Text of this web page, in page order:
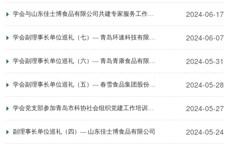
学会与山东佳士博食品有限公司共建专家服务工作站 助力企业高质量发展 2024-06-17
学会副理事长单位巡礼（七）— 青岛环速科技有限公司 2024-06-07
学会副理事长单位巡礼（六）— 青岛青康食品有限公司 2024-05-31
学会副理事长单位巡礼（五）— 春雪食品集团股份有限公司 2024-05-28
学会党支部参加青岛市科协社会组织党建工作培训活动 2024-05-27
副理事长单位巡礼（四）— 山东佳士博食品有限公司 2024-05-24